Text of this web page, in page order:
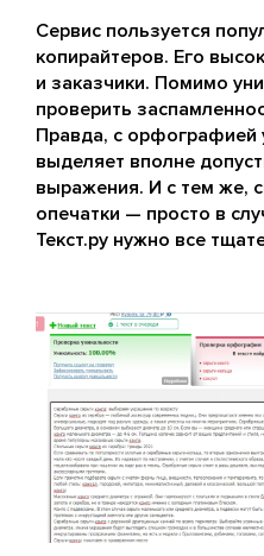
Сервис пользуется
копирайтеров. Его
и заказчики. Помимо
проверить
Правда, с орфографией
выделяет вполне
выражения. И с тем же,
опечатки — просто в
Текст.ру нужно все